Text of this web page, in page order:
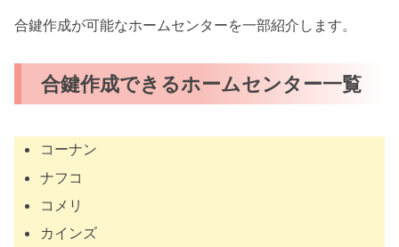
合鍵作成が可能なホームセンターを一部紹介します。
合鍵作成できるホームセンター一覧
コーナン
ナフコ
コメリ
カインズ